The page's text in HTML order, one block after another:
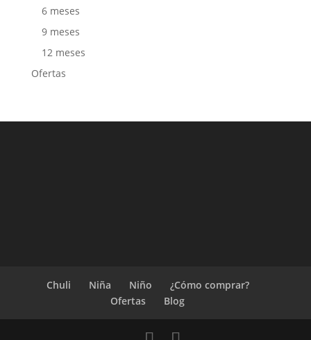
6 meses
9 meses
12 meses
Ofertas
Chuli Niña Niño
¿Cómo comprar?
Ofertas
Blog